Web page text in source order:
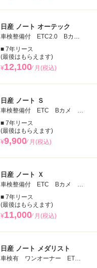
日産 ノート オーテック
車検整備付 ETC2.0 Bカ…
■ 7年リース
(最後はもらえます)
¥12,100⁄ 月(税込)
日産 ノート Ｓ
車検整備付 ETC Bカメ …
■ 7年リース
(最後はもらえます)
¥9,900⁄ 月(税込)
日産 ノート Ｘ
車検整備付 ETC Bカメ …
■ 7年リース
(最後はもらえます)
¥11,000⁄ 月(税込)
日産 ノート メダリスト
車検有 ワンオーナー ET…